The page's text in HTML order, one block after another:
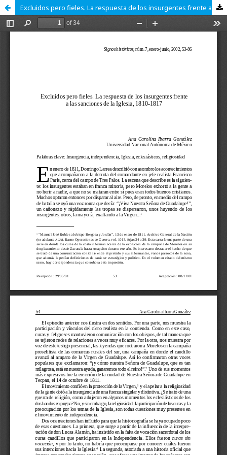
Excluidos pero fieles. La respuesta de los insurgentes frente a las sanciones de la Iglesia, 1810-1817